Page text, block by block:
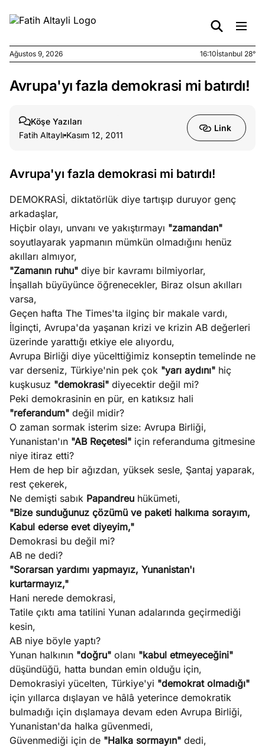
Ağustos
değil
Ağustos
7, 2026
kirli
kimler
Ağustos
6, 2026
yasalar
Köşe
Yazıları
Spor
Yazıları
Yazıları
Ağustos 9, 2026 16:10İstanbul 28°
Avrupa'yı fazla demokrasi mi batırdı!
Köşe Yazıları
Fatih Altaylı Kasım 12, 2011
Link
Avrupa'yı fazla demokrasi mi batırdı!
DEMOKRASİ, diktatörlük diye tartışıp duruyor genç
arkadaşlar,
Hiçbir olayı, unvanı ve yakıştırmayı "zamandan"
soyutlayarak yapmanın mümkün olmadığını henüz
akılları almıyor,
"Zamanın ruhu" diye bir kavramı bilmiyorlar,
İnşallah büyüyünce öğrenecekler, Biraz olsun akılları
varsa,
Geçen hafta The Times'ta ilginç bir makale vardı,
İlginçti, Avrupa'da yaşanan krizi ve krizin AB değerleri
üzerinde yarattığı etkiye ele alıyordu,
Avrupa Birliği diye yücelttiğimiz konseptin temelinde ne
var derseniz, Türkiye'nin pek çok "yarı aydını" hiç
kuşkusuz "demokrasi" diyecektir değil mi?
Peki demokrasinin en pür, en katıksız hali
"referandum" değil midir?
O zaman sormak isterim size: Avrupa Birliği,
Yunanistan'ın "AB Reçetesi" için referanduma gitmesine
niye itiraz etti?
Hem de hep bir ağızdan, yüksek sesle, Şantaj yaparak,
rest çekerek,
Ne demişti sabık Papandreu hükümeti,
"Bize sunduğunuz çözümü ve paketi halkıma sorayım,
Kabul ederse evet diyeyim,"
Demokrasi bu değil mi?
AB ne dedi?
"Sorarsan yardımı yapmayız, Yunanistan'ı
kurtarmayız,"
Hani nerede demokrasi,
Tatile çıktı ama tatilini Yunan adalarında geçirmediği
kesin,
AB niye böyle yaptı?
Yunan halkının "doğru" olanı "kabul etmeyeceğini"
düşündüğü, hatta bundan emin olduğu için,
Demokrasiyi yücelten, Türkiye'yi "demokrat olmadığı"
için yıllarca dışlayan ve hâlâ yeterince demokratik
bulmadığı için dışlamaya devam eden Avrupa Birliği,
Yunanistan'da halka güvenmedi,
Güvenmediği için de "Halka sormayın" dedi,